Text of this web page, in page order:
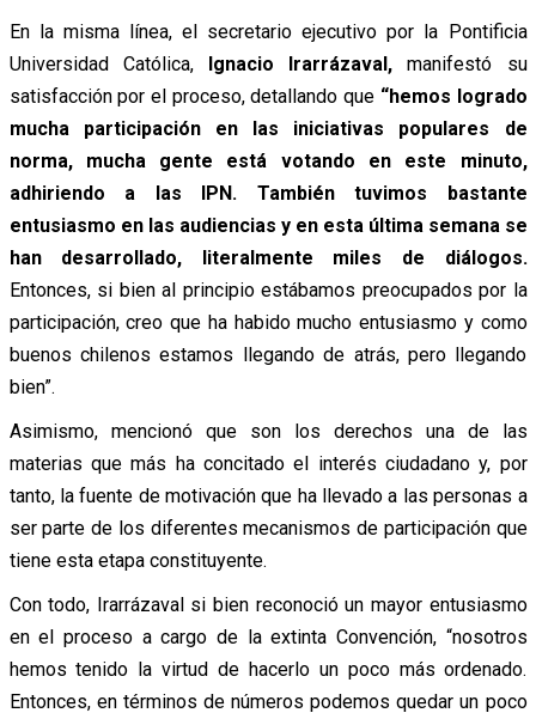
En la misma línea, el secretario ejecutivo por la Pontificia
Universidad Católica, Ignacio Irarrázaval, manifestó su
satisfacción por el proceso, detallando que “hemos logrado
mucha participación en las iniciativas populares de
norma, mucha gente está votando en este minuto,
adhiriendo a las IPN. También tuvimos bastante
entusiasmo en las audiencias y en esta última semana se
han desarrollado, literalmente miles de diálogos.
Entonces, si bien al principio estábamos preocupados por la
participación, creo que ha habido mucho entusiasmo y como
buenos chilenos estamos llegando de atrás, pero llegando
bien”.
Asimismo, mencionó que son los derechos una de las
materias que más ha concitado el interés ciudadano y, por
tanto, la fuente de motivación que ha llevado a las personas a
ser parte de los diferentes mecanismos de participación que
tiene esta etapa constituyente.
Con todo, Irarrázaval si bien reconoció un mayor entusiasmo
en el proceso a cargo de la extinta Convención, “nosotros
hemos tenido la virtud de hacerlo un poco más ordenado.
Entonces, en términos de números podemos quedar un poco